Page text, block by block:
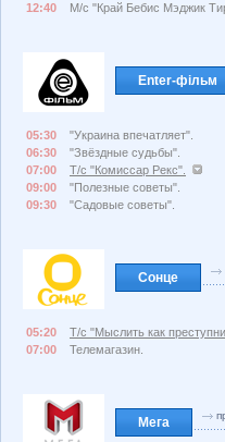
12:40 М/с "Край Бебис Мэджик
Enter-фільм
05:30
"Украина впечатляет".
06:30
"Звёздные судьбы".
07:00
Т/с "Комиссар Рекс".
09:00
"Полезные советы".
09:30
"Садовые советы".
Сонце
05:20
Т/с "Мыслить как
07:00
Телемагазин.
Мега